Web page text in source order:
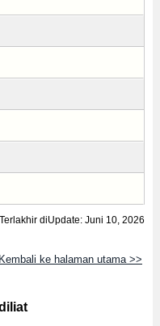
Terlakhir diUpdate: Juni 10, 2026
ke halaman utama >>